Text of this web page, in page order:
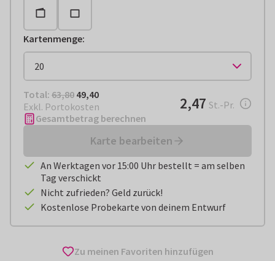
Kartenmenge:
Total: € 49,40
Total: 63,80 49,40
Exkl. Portokosten
€ 2,47pro Stück
2,47 St.-Pr.
Gesamtbetrag berechnen
Karte bearbeiten
An Werktagen vor 15:00 Uhr bestellt = am selben
Tag verschickt
Nicht zufrieden? Geld zurück!
Kostenlose Probekarte von deinem Entwurf
Zu meinen Favoriten hinzufügen